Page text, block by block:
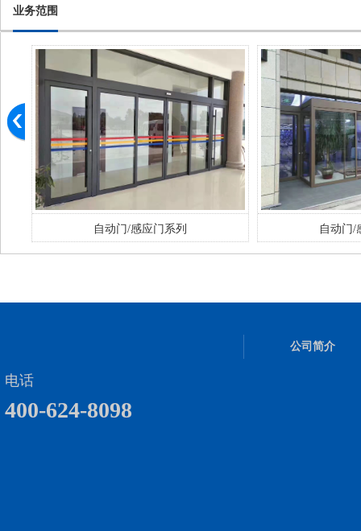
业务范围
自动门/感应门系列 自动门/
电话
400-624-8098
公司简介